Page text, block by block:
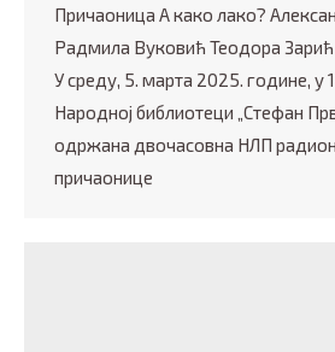
Причаоница А како лако?
Радмила Вуковић Теодора
У среду, 5. марта 2025. године, у
Народној библиотеци „Стефан
одржана двочасовна НЛП
причаонице